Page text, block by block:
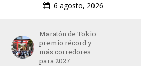
6 agosto, 2026
Maratón de Tokio:
premio récord y
más corredores
para 2027